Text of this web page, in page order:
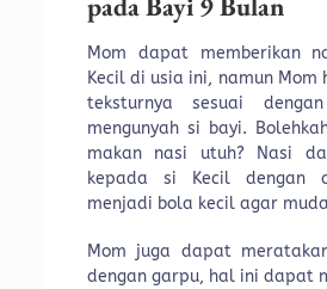
Mom dapat memberikan
Kecil di usia ini, namun Mom
teksturnya sesuai
mengunyah si bayi.
makan nasi utuh? Nasi
kepada si Kecil dengan
menjadi bola kecil agar
Mom juga dapat
dengan garpu, hal ini dapat